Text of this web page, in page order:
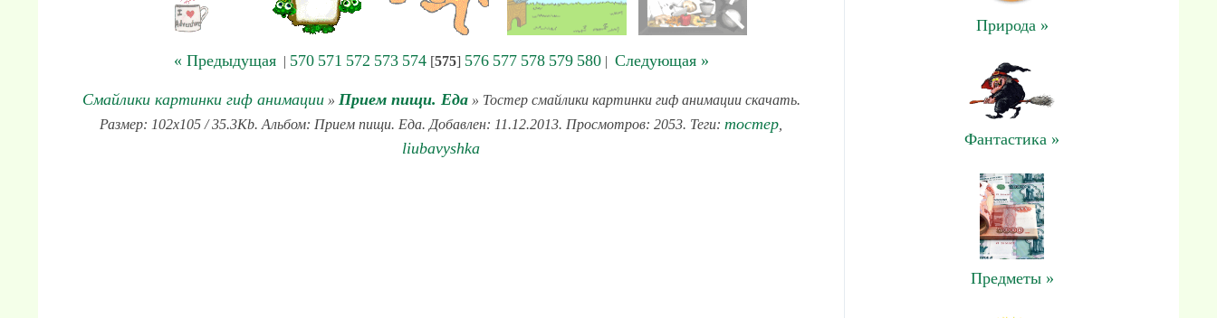
« Предыдущая| 570 571 572 573 574[575] 576 577 578 579 580| Следующая »
Смайлики картинки гиф анимации» Прием пищи. Еда» Тостер смайлики картинки гиф анимации скачать.
Размер: 102x105 / 35.3Kb. Альбом: Прием пищи. Еда. Добавлен: 11.12.2013. Просмотров: 2053. Теги: тостер
liubavyshka
Природа »
Фантастика »
Предметы »